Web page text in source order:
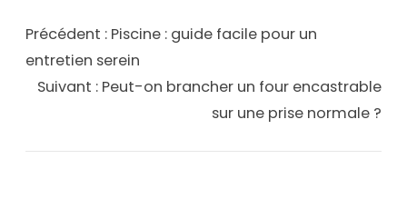
Précédent : Piscine : guide facile pour un
entretien serein
Suivant : Peut-on brancher un four encastrable
sur une prise normale ?